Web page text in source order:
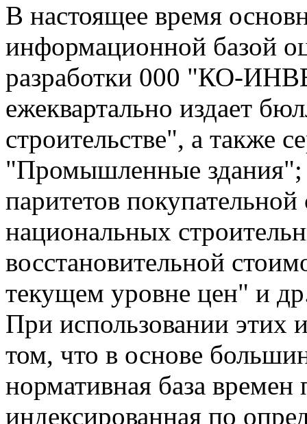
В настоящее время
информационной базой
разработки 000 "КО-
ежеквартально издает
строительстве", а также
"Промышленные
паритетов
национальных
восстановительной
текущем уровне цен" и
При использовании этих
том, что в основе
нормативная база
индексированная по